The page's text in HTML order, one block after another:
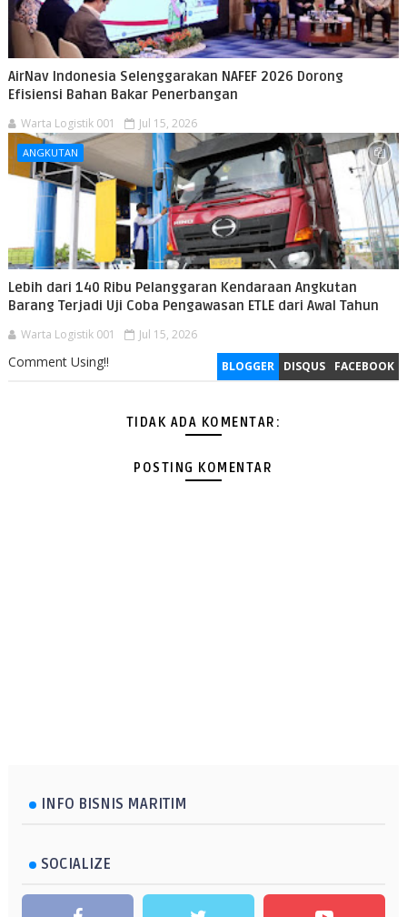
AirNav Indonesia Selenggarakan NAFEF 2026 Dorong
Efisiensi Bahan Bakar Penerbangan
Warta Logistik 001 Jul 15, 2026
ANGKUTAN
Lebih dari 140 Ribu Pelanggaran Kendaraan Angkutan
Barang Terjadi Uji Coba Pengawasan ETLE dari Awal Tahun
Warta Logistik 001 Jul 15, 2026
BLOGGER DISQUS FACEBOOK
Comment Using!!
TIDAK ADA KOMENTAR:
POSTING KOMENTAR
INFO BISNIS MARITIM
SOCIALIZE